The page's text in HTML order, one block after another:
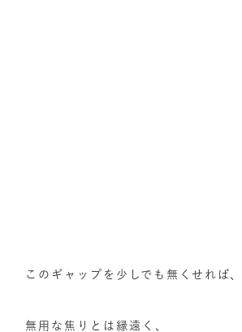
このギャップを少しでも無くせれば、
無用な焦りとは縁遠く、